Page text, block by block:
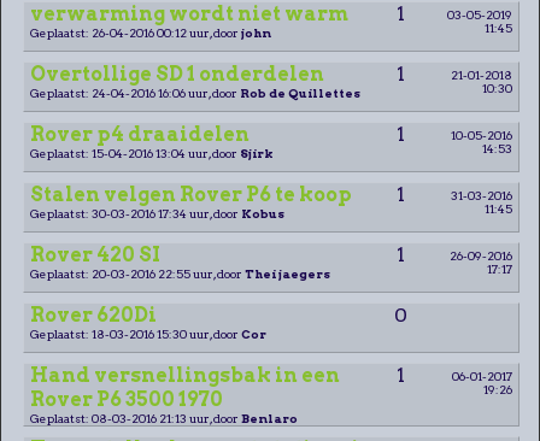
verwarming wordt niet warm 1
03-05-2019
11:45
Geplaatst: 26-04-2016 00:12 uur, door john
Overtollige SD 1 onderdelen 1
21-01-2018
10:30
Geplaatst: 24-04-2016 16:06 uur, door Rob de Quillettes
Rover p4 draaidelen 1
10-05-2016
14:53
Geplaatst: 15-04-2016 13:04 uur, door Sjirk
Stalen velgen Rover P6 te koop 1
31-03-2016
11:45
Geplaatst: 30-03-2016 17:34 uur, door Kobus
Rover 420 SI 1
26-09-2016
17:17
Geplaatst: 20-03-2016 22:55 uur, door Thei jaegers
Rover 620Di 0
Geplaatst: 18-03-2016 15:30 uur, door Cor
Hand versnellingsbak in een
Rover P6 3500 1970
1
06-01-2017
19:26
Geplaatst: 08-03-2016 21:13 uur, door Benlaro